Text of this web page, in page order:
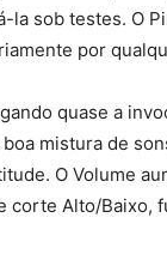
sob testes. O
por
quase a
mistura de
O Volume
Alto/